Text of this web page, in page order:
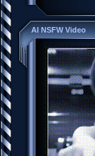
AI NSFW Video